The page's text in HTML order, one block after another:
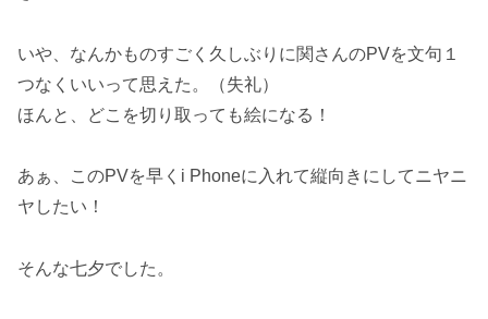
いや、なんかものすごく久しぶりに関さんのPVを文句１
つなくいいって思えた。（失礼）
ほんと、どこを切り取っても絵になる！
あぁ、このPVを早くi Phoneに入れて縦向きにしてニヤニ
ヤしたい！
そんな七夕でした。